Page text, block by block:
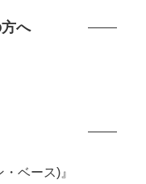
へ
ベース)』